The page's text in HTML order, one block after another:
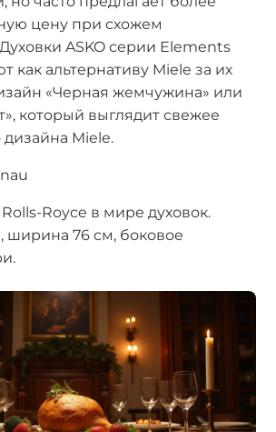
цену при схожем
ASKO серии Elements
как альтернативу Miele за их
«Черная жемчужина» или
который выглядит свежее
дизайна Miele.
Royce в мире духовок.
ширина 76 см, боковое